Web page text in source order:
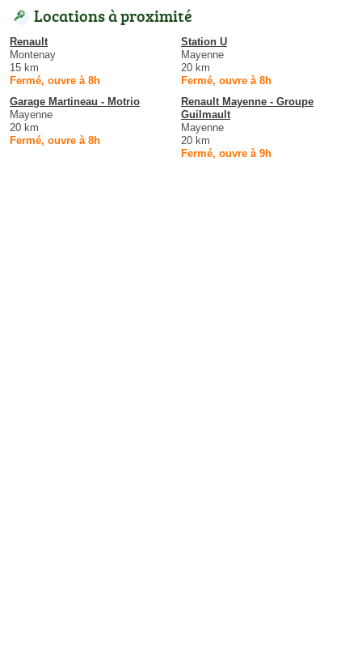
Locations à proximité
Renault
Montenay
15 km
Fermé, ouvre à 8h
Station U
Mayenne
20 km
Fermé, ouvre à 8h
Garage Martineau - Motrio
Mayenne
20 km
Fermé, ouvre à 8h
Renault Mayenne - Groupe
Guilmault
Mayenne
20 km
Fermé, ouvre à 9h